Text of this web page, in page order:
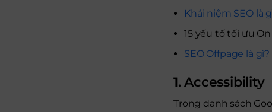
Khái niệm SEO là
15 yếu tố tối ưu
SEO Offpage là
1. Accessibility
Trong danh sách